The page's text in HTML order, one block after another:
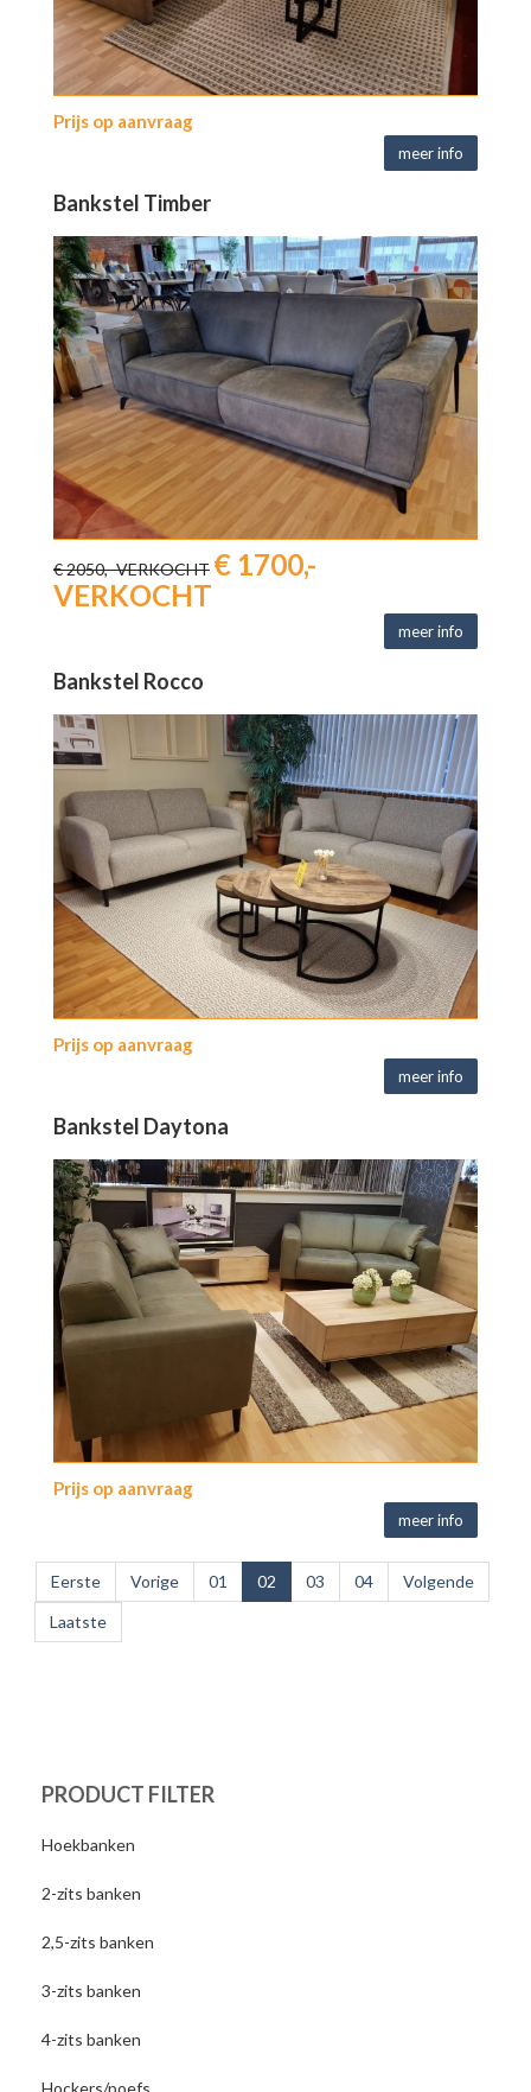
Prijs op aanvraag
meer info
Bankstel Timber
€ 2050,- VERKOCHT € 1700,-
VERKOCHT
meer info
Bankstel Rocco
Prijs op aanvraag
meer info
Bankstel Daytona
Prijs op aanvraag
meer info
Eerste Vorige 01 02 03 04
Volgende
Laatste
PRODUCT FILTER
Hoekbanken
2-zits banken
2,5-zits banken
3-zits banken
4-zits banken